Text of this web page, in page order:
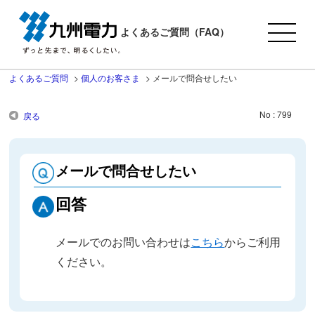
よくあるご質問（FAQ）
よくあるご質問 >個人のお客さま > メールで問合せしたい
戻る No : 799
メールで問合せしたい
回答
メールでのお問い合わせはこちらからご利用
ください。